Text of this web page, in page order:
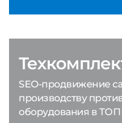
SEO-продвижение
производству
оборудования в ТОП